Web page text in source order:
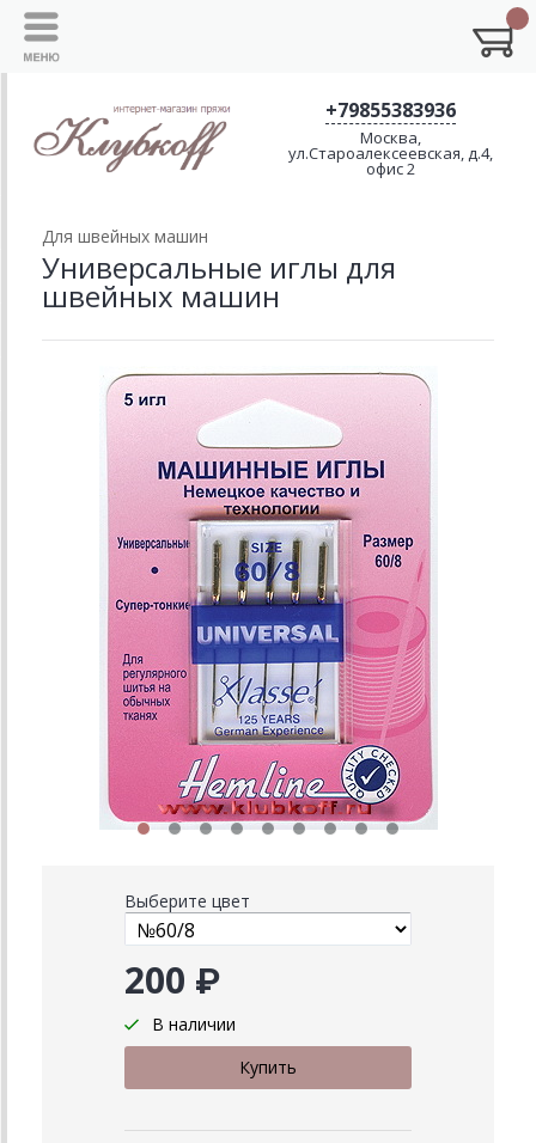
+79855383936
Москва,
ул.Староалексеевская, д.4,
офис 2
Для швейных машин
Универсальные иглы для
швейных машин
Выберите цвет
200 ₽
В наличии